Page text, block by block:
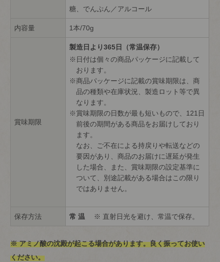
糖、でんぷん／アルコール
内容量 1本/70g
賞味期限
製造日より365日（常温保存）
日付は個々の商品パッケージに記載して
おります。
商品パッケージに記載の賞味期限は、商
品の種類や在庫状況、製造ロット等で異
なります。
賞味期限の日数が最も短いもので、121日
前後の期間がある商品をお届けしており
ます。
なお、ご不在による持戻りや転送などの
要因があり、商品のお届けに遅延が発生
した場合、また、賞味期限の設定基準に
ついて、別途記載がある場合はこの限り
ではありません。
保存方法 常 温 ※ 直射日光を避け、常温で保存。
※ アミノ酸の沈殿が起こる場合があります。良く振ってお使い
ください。